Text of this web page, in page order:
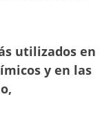
utilizados en
y en las